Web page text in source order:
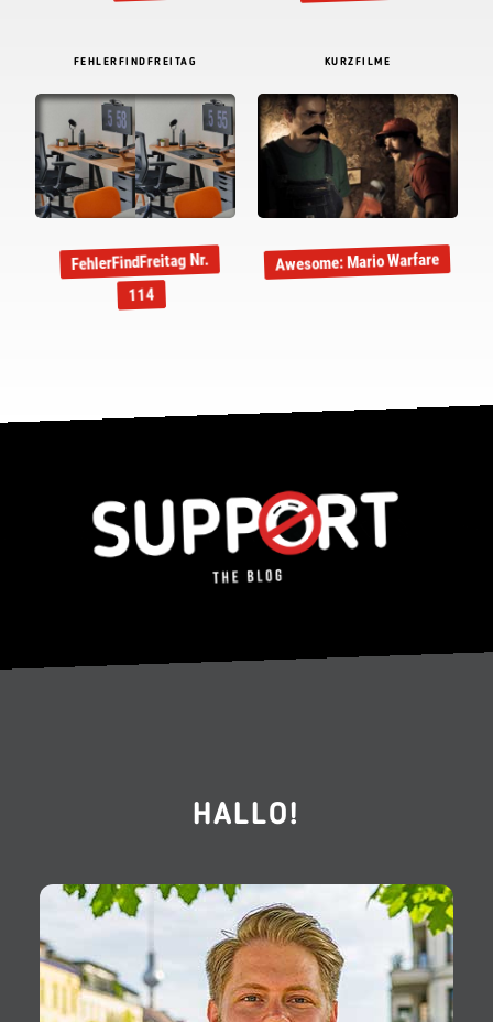
FEHLERFINDFREITAG
FehlerFindFreitag Nr.
114
KURZFILME
Awesome: Mario Warfare
HALLO!